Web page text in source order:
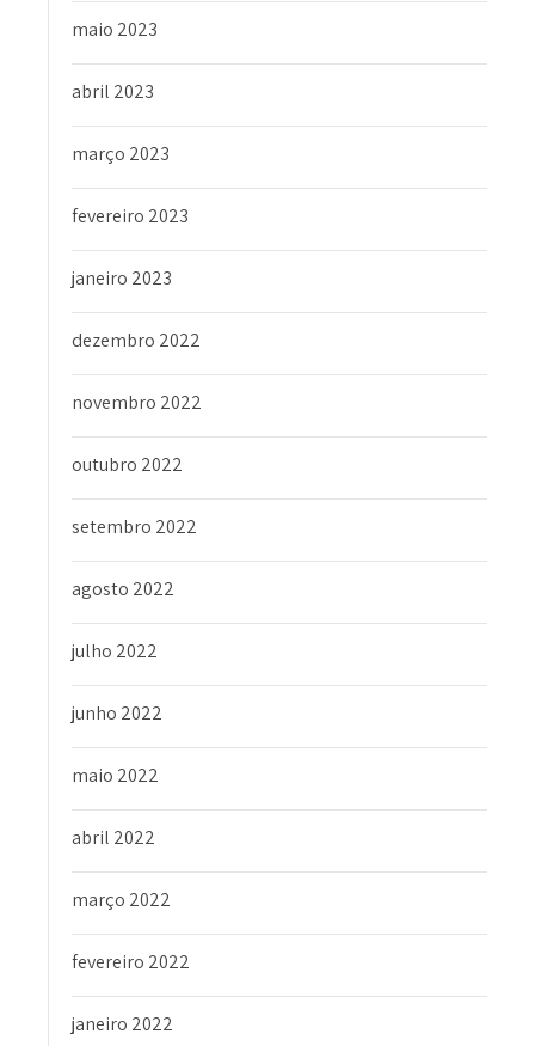
maio 2023
abril 2023
março 2023
fevereiro 2023
janeiro 2023
dezembro 2022
novembro 2022
outubro 2022
setembro 2022
agosto 2022
julho 2022
junho 2022
maio 2022
abril 2022
março 2022
fevereiro 2022
janeiro 2022